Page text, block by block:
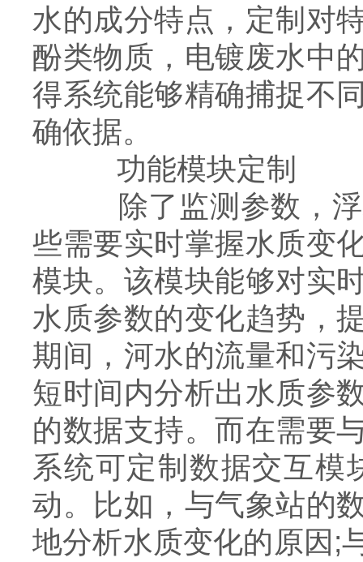
水的成分特点，定制对
酚类物质，电镀废水中
得系统能够精确捕捉不
确依据。
功能模块定制
除了监测参数，浮
些需要实时掌握水质变
模块。该模块能够对实
水质参数的变化趋势，
期间，河水的流量和污
短时间内分析出水质参
的数据支持。而在需要
系统可定制数据交互模
动。比如，与气象站的
地分析水质变化的原因;